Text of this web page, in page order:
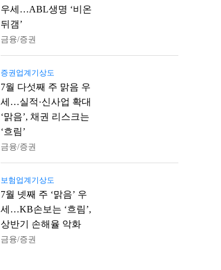
우세…ABL생명 ‘비온
뒤갬’
금융/증권
증권업계기상도
7월 다섯째 주 맑음 우
세…실적·신사업 확대
‘맑음’, 채권 리스크는
‘흐림’
금융/증권
보험업계기상도
7월 넷째 주 ‘맑음’ 우
세…KB손보는 ‘흐림’,
상반기 손해율 악화
금융/증권